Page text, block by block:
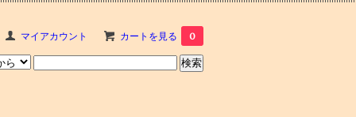
マイアカウント カートを見る 0